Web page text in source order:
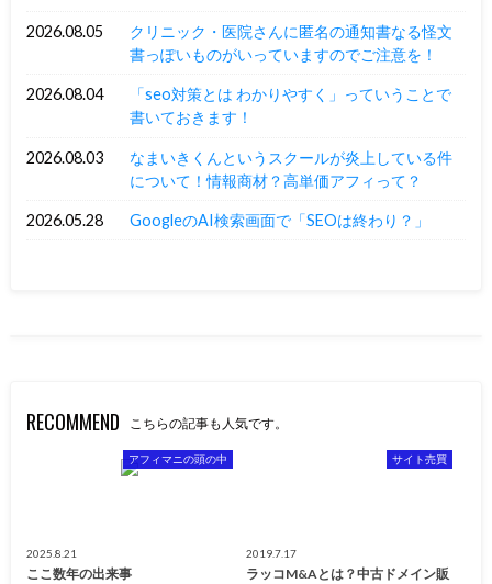
2026.08.05
クリニック・医院さんに匿名の通知書なる怪文
書っぽいものがいっていますのでご注意を！
2026.08.04
「seo対策とは わかりやすく」っていうことで
書いておきます！
2026.08.03
なまいきくんというスクールが炎上している件
について！情報商材？高単価アフィって？
2026.05.28 GoogleのAI検索画面で「SEOは終わり？」
RECOMMEND こちらの記事も人気です。
アフィマニの頭の中
2025.8.21
ここ数年の出来事
サイト売買
2019.7.17
ラッコM&Aとは？中古ドメイン販